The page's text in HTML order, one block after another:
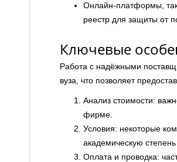
Онлайн-платформы,
реестр для защиты от
Ключевые
Работа с надёжными
вуза, что позволяет
Анализ стоимости:
фирме.
Условия: некоторые
академическую
Оплата и проводка: